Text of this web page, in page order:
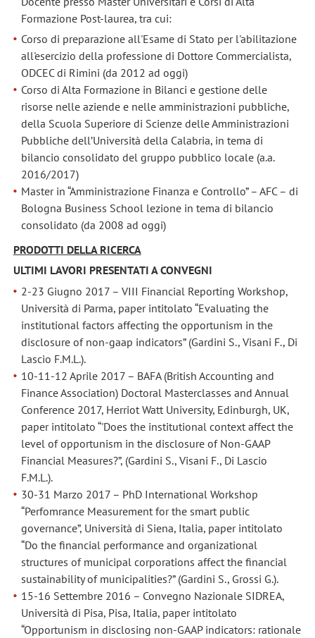
Formazione Post-laurea, tra cui:
Corso di preparazione all'Esame di Stato per l'abilitazione
all'esercizio della professione di Dottore Commercialista,
ODCEC di Rimini (da 2012 ad oggi)
Corso di Alta Formazione in Bilanci e gestione delle
risorse nelle aziende e nelle amministrazioni pubbliche,
della Scuola Superiore di Scienze delle Amministrazioni
Pubbliche dell’Università della Calabria, in tema di
bilancio consolidato del gruppo pubblico locale (a.a.
2016/2017)
Master in “Amministrazione Finanza e Controllo” – AFC – di
Bologna Business School lezione in tema di bilancio
consolidato (da 2008 ad oggi)
PRODOTTI DELLA RICERCA
ULTIMI LAVORI PRESENTATI A CONVEGNI
2-23 Giugno 2017 – VIII Financial Reporting Workshop,
Università di Parma, paper intitolato “Evaluating the
institutional factors affecting the opportunism in the
disclosure of non-gaap indicators” (Gardini S., Visani F., Di
Lascio F.M.L.).
10-11-12 Aprile 2017 – BAFA (British Accounting and
Finance Association) Doctoral Masterclasses and Annual
Conference 2017, Herriot Watt University, Edinburgh, UK,
paper intitolato “'Does the institutional context affect the
level of opportunism in the disclosure of Non-GAAP
Financial Measures?”, (Gardini S., Visani F., Di Lascio
F.M.L.).
30-31 Marzo 2017 – PhD International Workshop
“Perfomrance Measurement for the smart public
governance”, Università di Siena, Italia, paper intitolato
“Do the financial performance and organizational
structures of municipal corporations affect the financial
sustainability of municipalities?” (Gardini S., Grossi G.).
15-16 Settembre 2016 – Convegno Nazionale SIDREA,
Università di Pisa, Pisa, Italia, paper intitolato
“Opportunism in disclosing non-GAAP indicators: rationale